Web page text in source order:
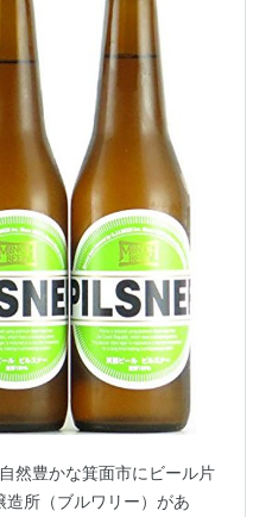
然豊かな箕面市にビール片
所（ブルワリー）があ